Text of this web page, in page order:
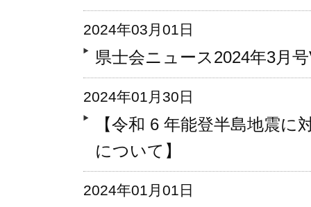
2024年03月01日
県士会ニュース2024年3月
2024年01月30日
【令和 6 年能登半島地震
について】
2024年01月01日